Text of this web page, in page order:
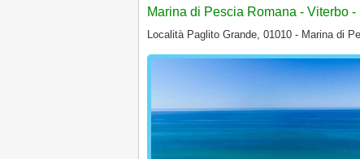
Marina di Pescia Romana - Viterbo -
Località Paglito Grande, 01010 - Marina di